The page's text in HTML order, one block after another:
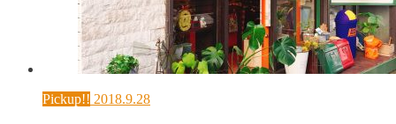
Pickup!! 2018.9.28